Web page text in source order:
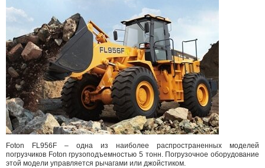
Foton FL956F – одна из наиболее распространенных моделей
погрузчиков Foton грузоподъемностью 5 тонн. Погрузочное оборудование
этой модели управляется рычагами или джойстиком.